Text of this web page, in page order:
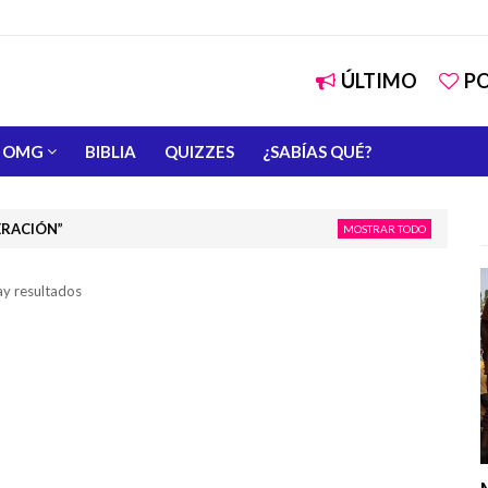
ÚLTIMO
OMG BIBLIA QUIZZES ¿SABÍAS QUÉ?
MOSTRAR TODO
resultados